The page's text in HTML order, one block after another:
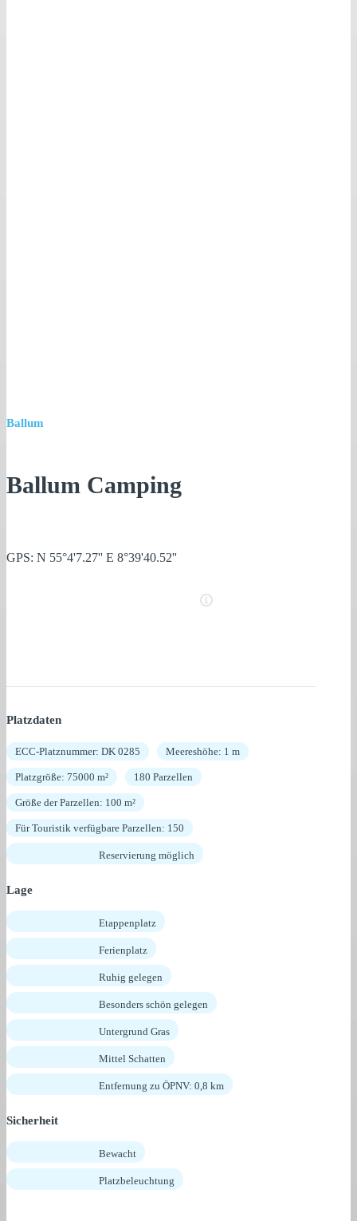
Ballum
Ballum Camping
GPS: N 55°4'7.27'' E 8°39'40.52''
Platzdaten
ECC-Platznummer: DK 0285 Meereshöhe: 1 m
Platzgröße: 75000 m² 180 Parzellen
Größe der Parzellen: 100 m²
Für Touristik verfügbare Parzellen: 150
Reservierung möglich
Lage
Etappenplatz
Ferienplatz
Ruhig gelegen
Besonders schön gelegen
Untergrund Gras
Mittel Schatten
Entfernung zu ÖPNV: 0,8 km
Sicherheit
Bewacht
Platzbeleuchtung